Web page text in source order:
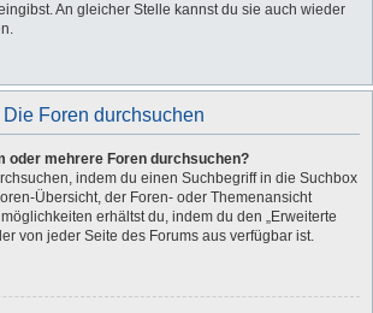
An gleicher Stelle kannst du sie auch wieder
Die Foren durchsuchen
oder mehrere Foren durchsuchen?
indem du einen Suchbegriff in die Suchbox
Übersicht, der Foren- oder Themenansicht
erhältst du, indem du den „Erweiterte
von jeder Seite des Forums aus verfügbar ist.